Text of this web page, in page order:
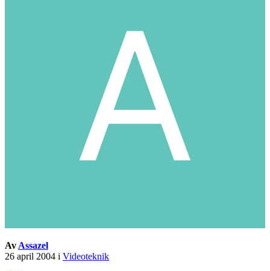
AvAssazel
26 april 2004 i Videoteknik